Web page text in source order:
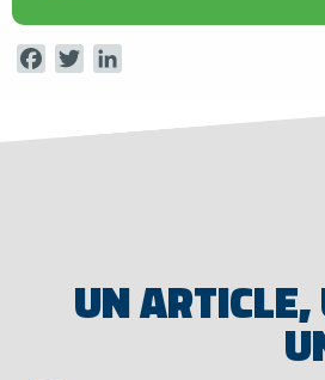
FacebookTwitter
UN